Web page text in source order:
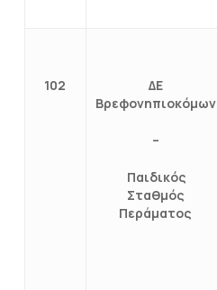
102
ΔΕ
Βρεφονηπιοκόμων
–
Παιδικός
Σταθμός
Περάματος